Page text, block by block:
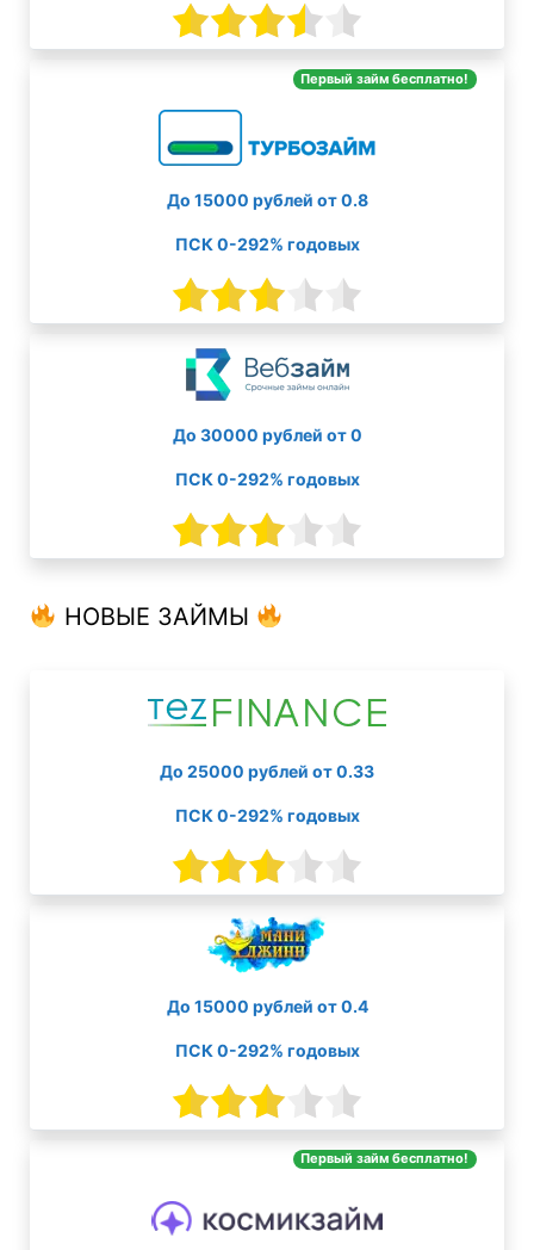
Первый займ бесплатно!
До 15000 рублей от 0.8
ПСК 0-292% годовых
До 30000 рублей от 0
ПСК 0-292% годовых
НОВЫЕ ЗАЙМЫ
До 25000 рублей от 0.33
ПСК 0-292% годовых
До 15000 рублей от 0.4
ПСК 0-292% годовых
Первый займ бесплатно!